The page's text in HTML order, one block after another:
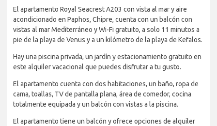
El apartamento Royal Seacrest A203 con vista al mar y aire
acondicionado en Paphos, Chipre, cuenta con un balcón con
vistas al mar Mediterráneo y Wi-Fi gratuito, a solo 11 minutos a
pie de la playa de Venus y a un kilómetro de la playa de Kefalos.
Hay una piscina privada, un jardín y estacionamiento gratuito en
este alquiler vacacional que puedes disfrutar a tu gusto.
El apartamento cuenta con dos habitaciones, un baño, ropa de
cama, toallas, TV de pantalla plana, área de comedor, cocina
totalmente equipada y un balcón con vistas a la piscina.
El apartamento tiene un balcón y ofrece opciones de alquiler